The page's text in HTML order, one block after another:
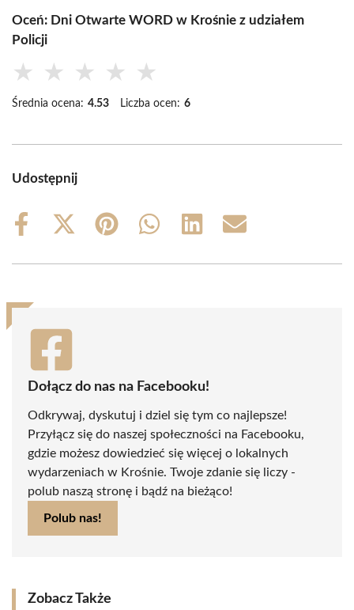
Oceń: Dni Otwarte WORD w Krośnie z udziałem
Policji
★ ★ ★ ★ ★
Średnia ocena: 4.53 Liczba ocen: 6
Udostępnij
Share
Share
(Twitter)
Share
Share
Share
Share
Dołącz do nas na Facebooku!
Odkrywaj, dyskutuj i dziel się tym co najlepsze!
Przyłącz się do naszej społeczności na Facebooku,
gdzie możesz dowiedzieć się więcej o lokalnych
wydarzeniach w Krośnie. Twoje zdanie się liczy -
polub naszą stronę i bądź na bieżąco!
Polub nas!
Zobacz Także